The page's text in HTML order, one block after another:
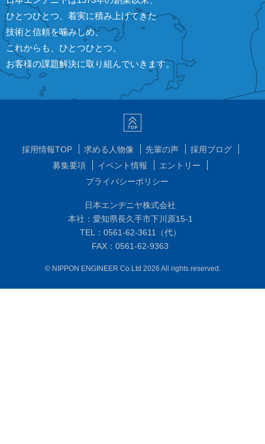
ひとつひとつ、着実に積み上げてきた
技術と信頼を噛みしめ、
これからも、ひとつひとつ、
お客様の課題解決に取り組んでいきます。
採用情報TOP 求める人物像 先輩の声
採用ブログ
募集要項
イベント情報
エントリー
プライバシーポリシー
日本エンヂニヤ株式会社
本社：愛知県長久手市下川原15-1
TEL：0561-62-3611（代）
FAX：0561-62-9363
© NIPPON ENGINEER Co.Ltd 2026 All rights reserved.